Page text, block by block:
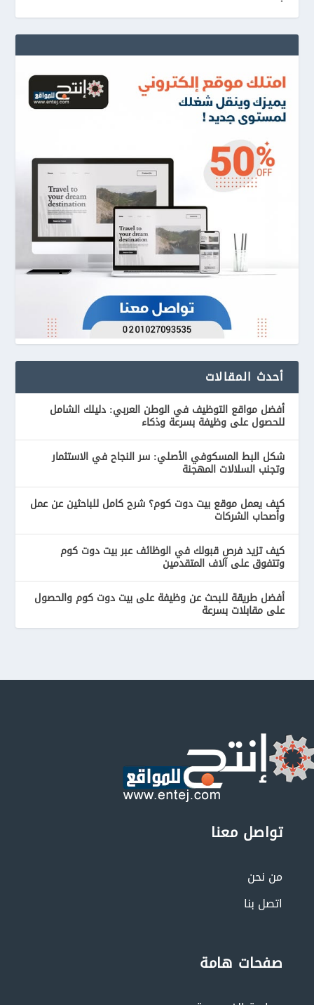
أحدث المقالات
أفضل مواقع التوظيف في الوطن العربي: دليلك الشامل
للحصول على وظيفة بسرعة وذكاء
شكل البط المسكوفي الأصلي: سر النجاح في الاستثمار
وتجنب السلالات المهجنة
كيف يعمل موقع بيت دوت كوم؟ شرح كامل للباحثين عن عمل
وأصحاب الشركات
كيف تزيد فرص قبولك في الوظائف عبر بيت دوت كوم
وتتفوق على آلاف المتقدمين
أفضل طريقة للبحث عن وظيفة على بيت دوت كوم والحصول
على مقابلات بسرعة
تواصل معنا
من نحن
اتصل بنا
صفحات هامة